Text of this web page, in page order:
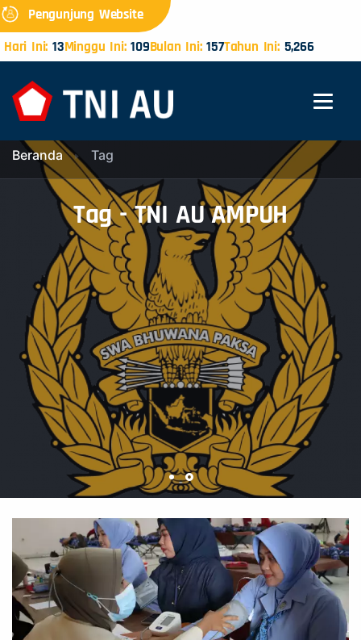
Pengunjung Website
Hari Ini: 13Minggu Ini:109Bulan Ini:157Tahun Ini:5,266
Beranda Tag
Tag - TNI AU AMPUH